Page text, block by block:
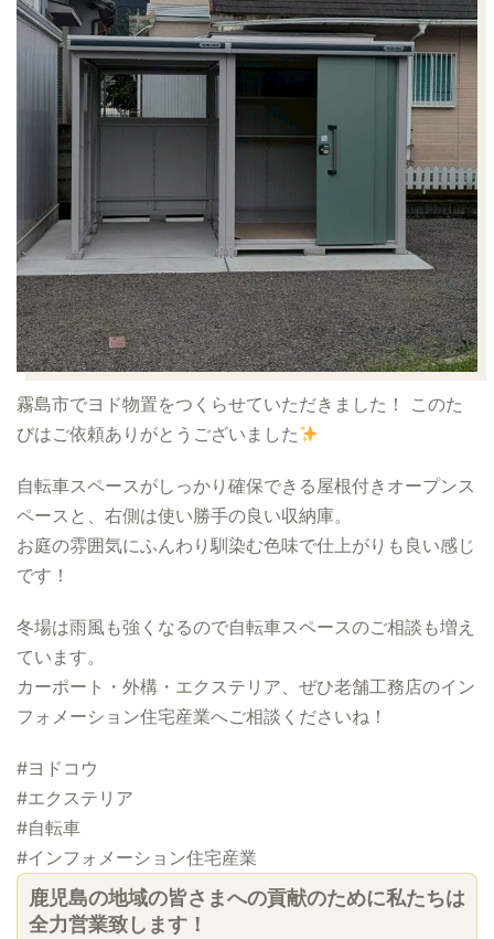
霧島市でヨド物置をつくらせていただきました！
このた
びはご依頼ありがとうございました
自転車スペースがしっかり確保できる屋根付きオープンス
ペースと、右側は使い勝手の良い収納庫。
お庭の雰囲気にふんわり馴染む色味で仕上がりも良い感じ
です！
冬場は雨風も強くなるので自転車スペースのご相談も増え
ています。
カーポート・外構・エクステリア、ぜひ老舗工務店のイン
フォメーション住宅産業へご相談くださいね！
#ヨドコウ
#エクステリア
#自転車
#インフォメーション住宅産業
鹿児島の地域の皆さまへの貢献のために私たちは
全力営業致します！